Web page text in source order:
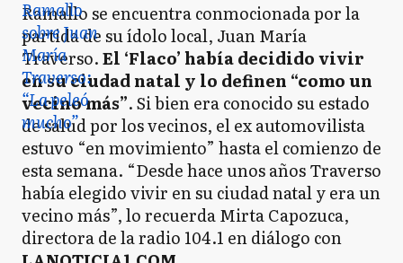
Ramallo se encuentra conmocionada por la
partida de su ídolo local, Juan María
Traverso.El ‘Flaco’ había decidido vivir
en su ciudad natal y lo definen “como un
vecino más”. Si bien era conocido su estado
de salud por los vecinos, el ex automovilista
estuvo “en movimiento” hasta el comienzo de
esta semana. “Desde hace unos años Traverso
había elegido vivir en su ciudad natal y era un
vecino más”, lo recuerda Mirta Capozuca,
directora de la radio 104.1 en diálogo con